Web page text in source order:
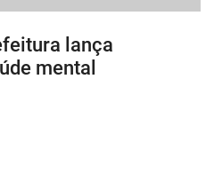
lança
mental